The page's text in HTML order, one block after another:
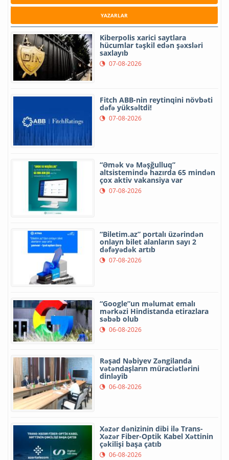
YAZARLAR
Kiberpolis xarici saytlara
hücumlar təşkil edən şəxsləri
saxlayıb
07-08-2026
Fitch ABB-nin reytinqini növbəti
dəfə yüksəltdi!
07-08-2026
“Əmək və Məşğulluq”
altsistemində hazırda 65 mindən
çox aktiv vakansiya var
07-08-2026
“Biletim.az” portalı üzərindən
onlayn bilet alanların sayı 2
dəfəyədək artıb
07-08-2026
“Google”un məlumat emalı
mərkəzi Hindistanda etirazlara
səbəb olub
06-08-2026
Rəşad Nəbiyev Zəngilanda
vətəndaşların müraciətlərini
dinləyib
06-08-2026
Xəzər dənizinin dibi ilə Trans-
Xəzər Fiber-Optik Kabel Xəttinin
çəkilişi başa çatıb
06-08-2026